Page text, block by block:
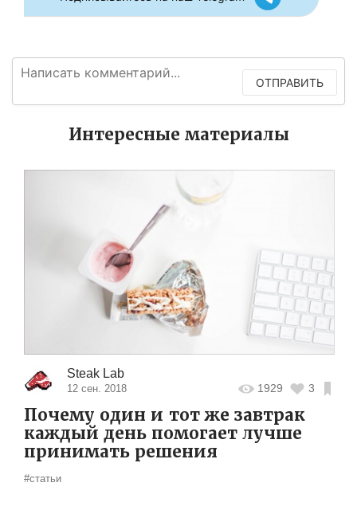
ОТПРАВИТЬ
Интересные материалы
Steak Lab
12 сен. 2018 1929 3
Почему один и тот же завтрак
каждый день помогает лучше
принимать решения
#статьи